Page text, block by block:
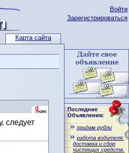
Карта сайта
Войти
Зарегистрироваться
Последние
Объявления:
придам рубли
работа водителя:
доставка и сбор
чистящих средств.
следует